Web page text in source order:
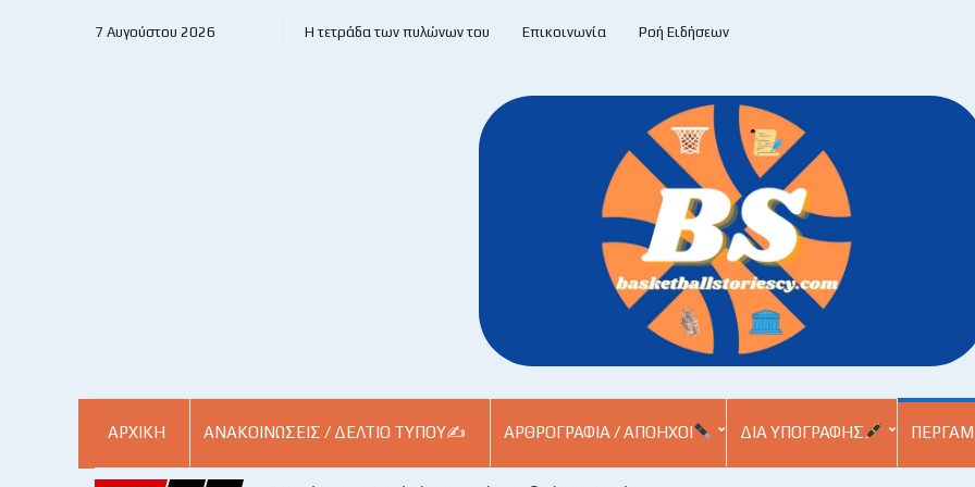
7 Αυγούστου 2026 Η τετράδα των πυλώνων του Επικοινωνία Ροή Ειδήσεων
ΑΡΧΙΚΗ ΑΝΑΚΟΙΝΏΣΕΙΣ / ΔΕΛΤΊΟ ΤΎΠΟΥ✍ ΑΡΘΡΟΓΡΑΦΊΑ / ΑΠΌΗΧΟΙ ΔΙΑ ΥΠΟΓΡΑΦΉΣ